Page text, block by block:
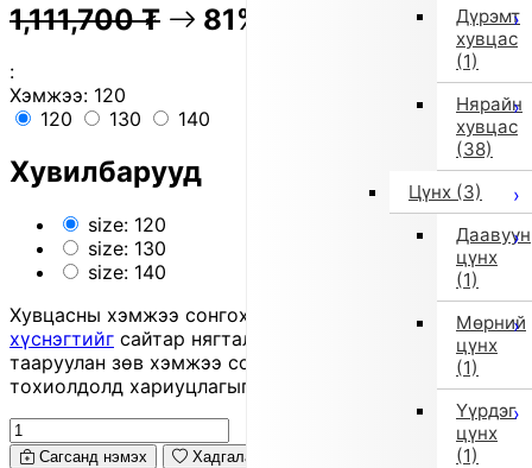
Дүрэмт
хувцас
(1)
Нярайн
хувцас
(38)
Цүнх (3)
Даавуун
цүнх
(1)
Мөрний
цүнх
(1)
Үүрдэг
цүнх
(1)
1,111,700 ₮ 81% OFF 222,000 ₮
:
Хэмжээ: 120
120
130 140
Хувилбарууд
size: 120
size: 130
size: 140
Хувцасны хэмжээ сонгохдоо
хэмжээ сонгох
хүснэгтийг сайтар нягталж, биеийн хэмжээтэйгээ
тааруулан зөв хэмжээ сонгоно уу, хувцас таарахгүй
тохиолдолд хариуцлагыг захиалагч өөрөө хүлээнэ.
Сагсанд нэмэх Хадгалах